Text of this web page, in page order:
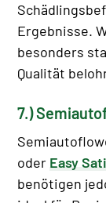
Ergebnisse.
besonders
Qualität
7.)
oder Easy
benötigen